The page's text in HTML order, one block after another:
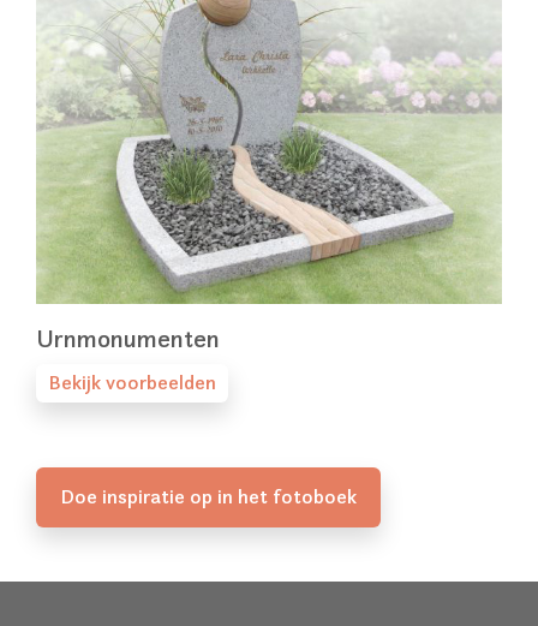
Urnmonumenten
Bekijk voorbeelden
Doe inspiratie op in het fotoboek